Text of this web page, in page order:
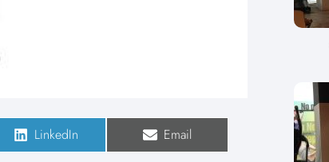
S
LinkedIn S
Email